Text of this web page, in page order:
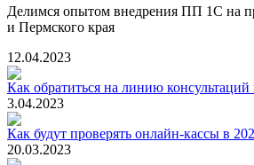
Делимся опытом внедрения ПП 1С на
и Пермского края
12.04.2023
Как обратиться на линию
3.04.2023
Как будут проверять онлайн-кассы в
20.03.2023